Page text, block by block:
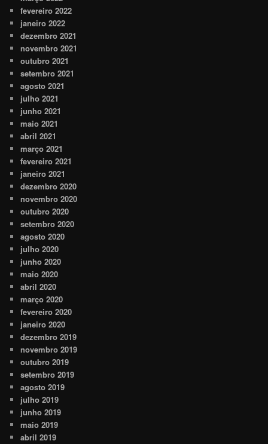
fevereiro 2022
janeiro 2022
dezembro 2021
novembro 2021
outubro 2021
setembro 2021
agosto 2021
julho 2021
junho 2021
maio 2021
abril 2021
março 2021
fevereiro 2021
janeiro 2021
dezembro 2020
novembro 2020
outubro 2020
setembro 2020
agosto 2020
julho 2020
junho 2020
maio 2020
abril 2020
março 2020
fevereiro 2020
janeiro 2020
dezembro 2019
novembro 2019
outubro 2019
setembro 2019
agosto 2019
julho 2019
junho 2019
maio 2019
abril 2019